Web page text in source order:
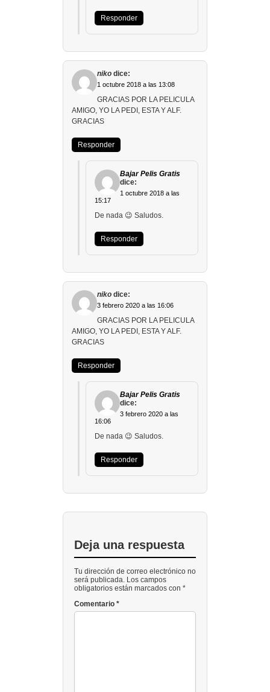
Responder
niko dice:
1 octubre 2018 a las 13:08
GRACIAS POR LA PELICULA
AMIGO, YO LA PEDI, ESTA Y ALF.
GRACIAS
Responder
Bajar Pelis Gratis
dice:
1 octubre 2018 a las
15:17
De nada 😉 Saludos.
Responder
niko dice:
3 febrero 2020 a las 16:06
GRACIAS POR LA PELICULA
AMIGO, YO LA PEDI, ESTA Y ALF.
GRACIAS
Responder
Bajar Pelis Gratis
dice:
3 febrero 2020 a las
16:06
De nada 😉 Saludos.
Responder
Deja una respuesta
Tu dirección de correo electrónico no
será publicada. Los campos
obligatorios están marcados con *
Comentario *